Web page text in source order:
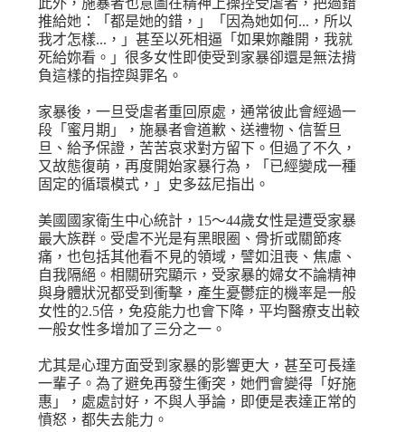
此外，施暴者也意圖在精神上操控受虐者，把過錯
推給她：「都是她的錯，」「因為她如何...，所以
我才怎樣...，」甚至以死相逼「如果妳離開，我就
死給妳看。」很多女性即使受到家暴卻還是無法揹
負這樣的指控與罪名。
家暴後，一旦受虐者重回原處，通常彼此會經過一
段「蜜月期」，施暴者會道歉、送禮物、信誓旦
旦、給予保證，苦苦哀求對方留下。但過了不久，
又故態復萌，再度開始家暴行為，「已經變成一種
固定的循環模式，」史多茲尼指出。
美國國家衛生中心統計，15～44歲女性是遭受家暴
最大族群。受虐不光是有黑眼圈、骨折或關節疼
痛，也包括其他看不見的領域，譬如沮喪、焦慮、
自我隔絕。相關研究顯示，受家暴的婦女不論精神
與身體狀況都受到衝擊，產生憂鬱症的機率是一般
女性的2.5倍，免疫能力也會下降，平均醫療支出較
一般女性多增加了三分之一。
尤其是心理方面受到家暴的影響更大，甚至可長達
一輩子。為了避免再發生衝突，她們會變得「好施
惠」，處處討好，不與人爭論，即便是表達正常的
憤怒，都失去能力。